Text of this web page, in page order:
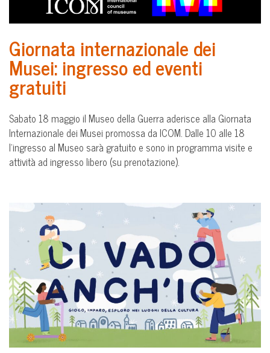
Giornata internazionale dei
Musei: ingresso ed eventi
gratuiti
Sabato 18 maggio il Museo della Guerra aderisce alla Giornata
Internazionale dei Musei promossa da ICOM. Dalle 10 alle 18
l’ingresso al Museo sarà gratuito e sono in programma visite e
attività ad ingresso libero (su prenotazione).